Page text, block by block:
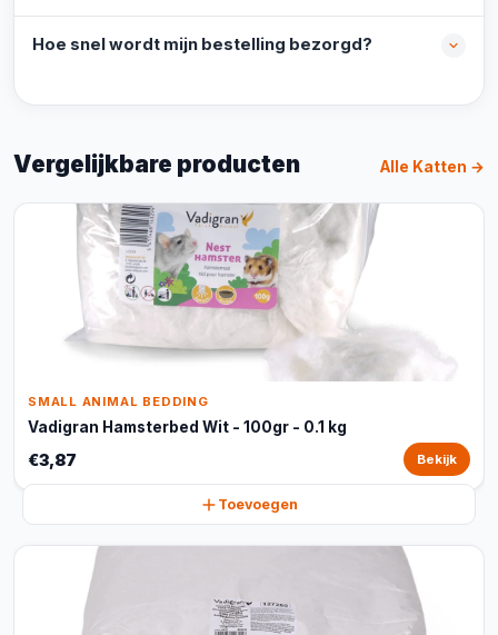
Hoe snel wordt mijn bestelling bezorgd?
Vergelijkbare producten Alle Katten →
SMALL ANIMAL BEDDING
Vadigran Hamsterbed Wit - 100gr - 0.1 kg
€3,87 Bekijk
Toevoegen